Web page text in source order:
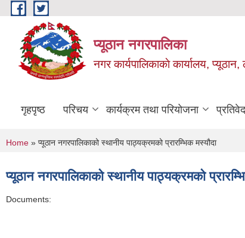
Skip to main content
प्यूठान नगरपालिका
नगर कार्यपालिकाकाे कार्यालय,
गृहपृष्ठ परिचय कार्यक्रम तथा परियोजना
You are here
Home » प्यूठान नगरपालिकाको स्थानीय पाठ्यक्रमको प्रारम्भिक मस्यौदा
प्यूठान नगरपालिकाको स्थानीय पाठ्यक्रमको
Documents: